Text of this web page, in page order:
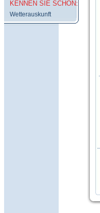
KENNEN SIE SCHON:
Wetterauskunft